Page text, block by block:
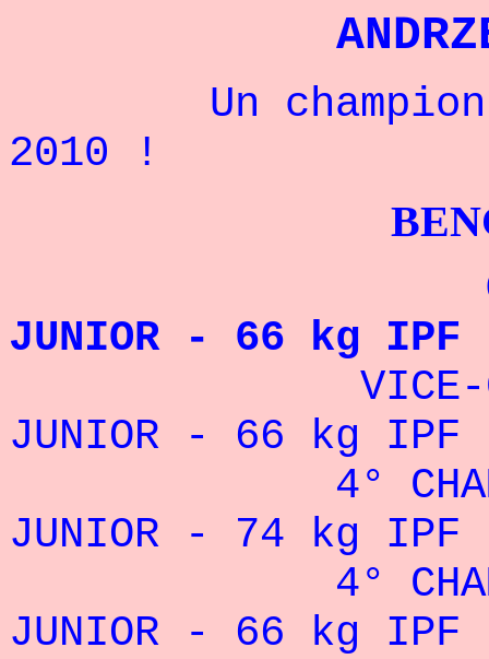
Un champion
2010 !
CHAMPION
JUNIOR - 66 kg
VICE-
JUNIOR - 66 kg
4°
JUNIOR - 74 kg
4°
JUNIOR - 66 kg